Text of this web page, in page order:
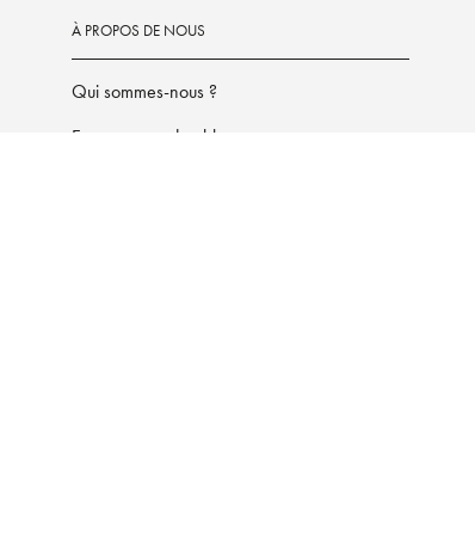
À PROPOS DE NOUS
Qui sommes-nous ?
Engagement durable